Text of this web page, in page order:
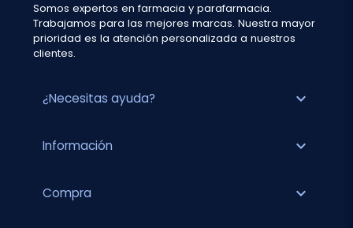
Somos expertos en farmacia y parafarmacia.
Trabajamos para las mejores marcas. Nuestra mayor
prioridad es la atención personalizada a nuestros
clientes.
¿Necesitas ayuda? expand_more
Información expand_more
Compra expand_more